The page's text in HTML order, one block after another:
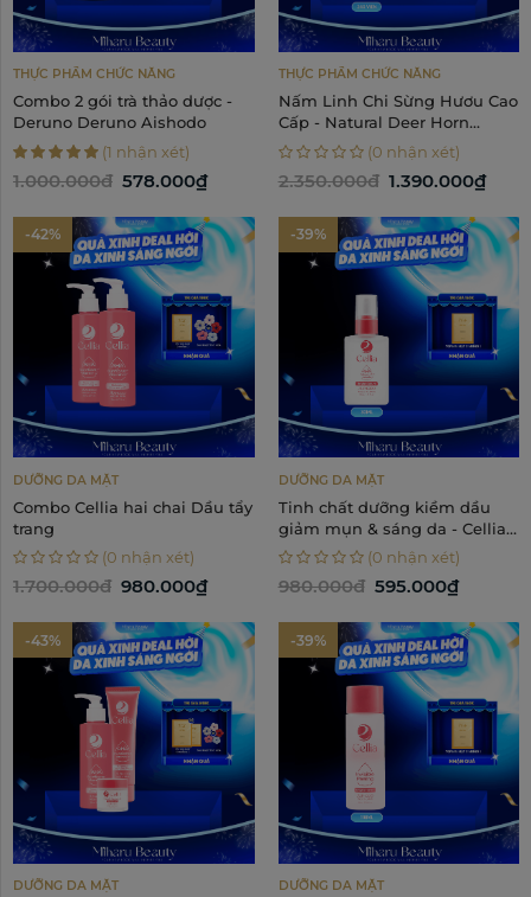
THỰC PHẨM CHỨC NĂNG
Combo 2 gói trà thảo dược -
Deruno Deruno Aishodo
(1 nhận xét)
1.000.000đ 578.000₫
THỰC PHẨM CHỨC NĂNG
Nấm Linh Chi Sừng Hươu Cao
Cấp - Natural Deer Horn
Reishi
(0 nhận xét)
2.350.000đ 1.390.000₫
-42%
DƯỠNG DA MẶT
Combo Cellia hai chai Dầu tẩy
trang
(0 nhận xét)
1.700.000đ 980.000₫
-39%
DƯỠNG DA MẶT
Tinh chất dưỡng kiềm dầu
giảm mụn & sáng da - Cellia
Bright Serum 30ml
(0 nhận xét)
980.000đ 595.000₫
-43%
DƯỠNG DA MẶT
-39%
DƯỠNG DA MẶT